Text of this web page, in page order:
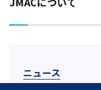
ニュース